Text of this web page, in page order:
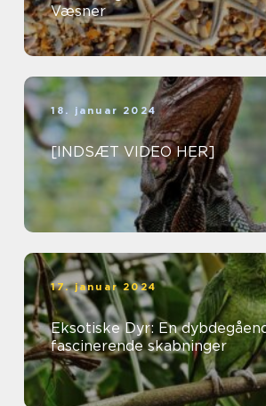
Væsner
18. januar 2024
[INDSÆT VIDEO HER]
17. januar 2024
Eksotiske Dyr: En
fascinerende skabninger